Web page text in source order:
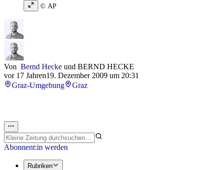
© AP
Von Bernd Hecke und BERND HECKE
vor 17 Jahren19. Dezember 2009 um 20:31
Graz-Umgebung
Graz
Abonnent:in werden
Rubriken